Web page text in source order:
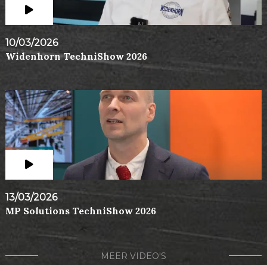
10/03/2026
Widenhorn TechniShow 2026
13/03/2026
MP Solutions TechniShow 2026
MEER VIDEO'S